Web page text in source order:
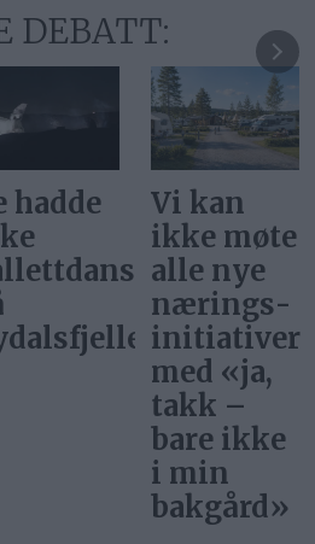
DEBATT:
kan
møte
nye
Svar på
«Gi alle
barn en
rettferdig
start»